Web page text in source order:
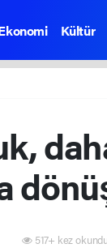
Kültür
517+ kez